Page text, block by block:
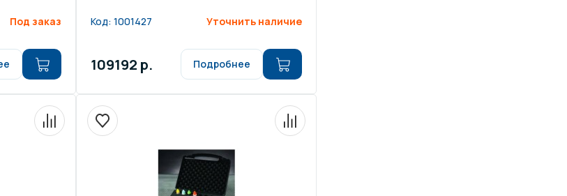
Под заказ Код: 1001427 Уточнить наличие
109192 р. Подробнее